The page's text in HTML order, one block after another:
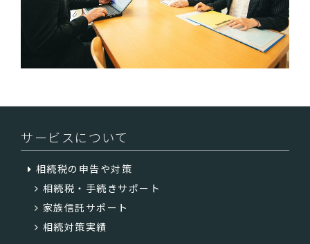
サービスについて
相続税の申告や対策
相続税・手続きサポート
家族信託サポート
相続対策実績